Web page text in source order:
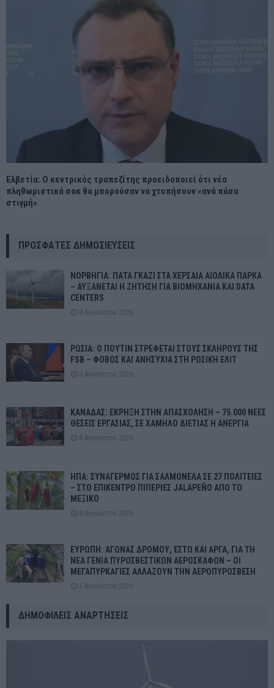
Ελβετία: Ο κεντρικός τραπεζίτης προειδοποιεί ότι νέα
πληθωριστικά σοκ θα μπορούσαν να χτυπήσουν «ανά πάσα
στιγμή»
ΠΡΌΣΦΑΤΕΣ ΔΗΜΟΣΙΕΎΣΕΙΣ
ΝΟΡΒΗΓΙΑ: ΠΑΤΑ ΓΚΑΖΙ ΣΤΑ ΧΕΡΣΑΙΑ ΑΙΟΛΙΚΑ ΠΑΡΚΑ
– ΑΥΞΑΝΕΤΑΙ Η ΖΗΤΗΣΗ ΓΙΑ ΒΙΟΜΗΧΑΝΙΑ ΚΑΙ DATA
CENTERS
8 Αυγούστου 2026
ΡΩΣΙΑ: Ο ΠΟΥΤΙΝ ΣΤΡΕΦΕΤΑΙ ΣΤΟΥΣ ΣΚΛΗΡΟΥΣ ΤΗΣ
FSB – ΦΟΒΟΣ ΚΑΙ ΑΝΗΣΥΧΙΑ ΣΤΗ ΡΩΣΙΚΗ ΕΛΙΤ
8 Αυγούστου 2026
ΚΑΝΑΔΑΣ: ΕΚΡΗΞΗ ΣΤΗΝ ΑΠΑΣΧΟΛΗΣΗ – 75.000 ΝΕΕΣ
ΘΕΣΕΙΣ ΕΡΓΑΣΙΑΣ, ΣΕ ΧΑΜΗΛΟ ΔΙΕΤΙΑΣ Η ΑΝΕΡΓΙΑ
8 Αυγούστου 2026
ΗΠΑ: ΣΥΝΑΓΕΡΜΟΣ ΓΙΑ ΣΑΛΜΟΝΕΛΑ ΣΕ 27 ΠΟΛΙΤΕΙΕΣ
– ΣΤΟ ΕΠΙΚΕΝΤΡΟ ΠΙΠΕΡΙΕΣ JALAPEÑO ΑΠΟ ΤΟ
ΜΕΞΙΚΟ
8 Αυγούστου 2026
ΕΥΡΩΠΗ: ΑΓΩΝΑΣ ΔΡΟΜΟΥ, ΕΣΤΩ ΚΑΙ ΑΡΓΑ, ΓΙΑ ΤΗ
ΝΕΑ ΓΕΝΙΑ ΠΥΡΟΣΒΕΣΤΙΚΩΝ ΑΕΡΟΣΚΑΦΩΝ – ΟΙ
ΜΕΓΑΠΥΡΚΑΓΙΕΣ ΑΛΛΑΖΟΥΝ ΤΗΝ ΑΕΡΟΠΥΡΟΣΒΕΣΗ
7 Αυγούστου 2026
ΔΗΜΟΦΙΛΕΊΣ ΑΝΑΡΤΉΣΕΙΣ